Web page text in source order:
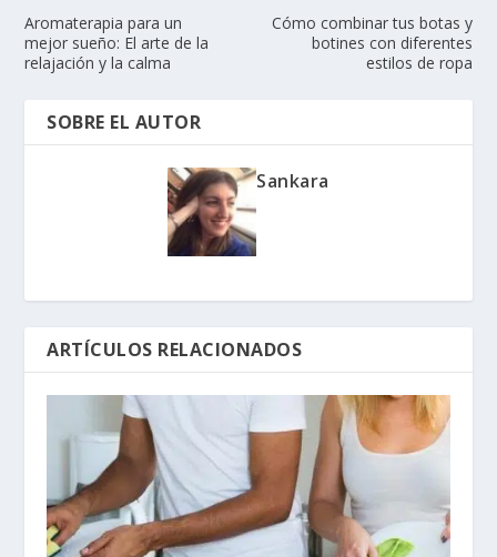
Aromaterapia para un
mejor sueño: El arte de la
relajación y la calma
Cómo combinar tus botas y
botines con diferentes
estilos de ropa
SOBRE EL AUTOR
Sankara
ARTÍCULOS RELACIONADOS